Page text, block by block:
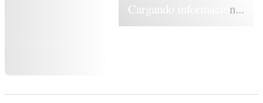
Cargando información...